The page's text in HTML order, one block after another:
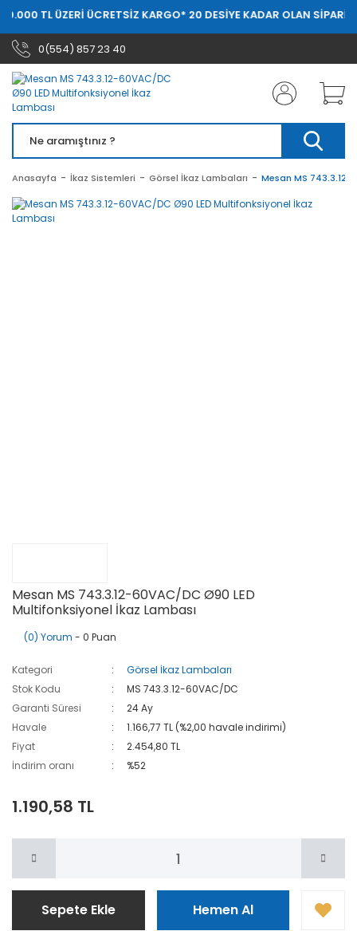
TL ÜZERİ ÜCRETSİZ KARGO* 20 DESİYE KADAR OLAN
0(554) 857 23 40
Anasayfa İkaz Sistemleri Görsel İkaz Lambaları Mesan MS
Mesan MS 743.3.12-60VAC/DC Ø90 LED
Multifonksiyonel İkaz Lambası
(0) Yorum - 0 Puan
Kategori
Görsel İkaz Lambaları
Stok Kodu
MS 743.3.12-60VAC/DC
Garanti Süresi
24 Ay
Havale
1.166,77 TL (%2,00 havale indirimi)
Fiyat
2.454,80 TL
İndirim oranı
%52
1.190,58 TL
Sepete Ekle Hemen Al